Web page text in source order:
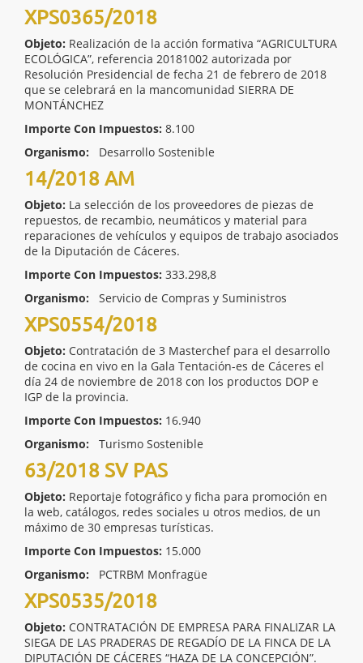
XPS0365/2018
Objeto: Realización de la acción formativa “AGRICULTURA
ECOLÓGICA”, referencia 20181002 autorizada por
Resolución Presidencial de fecha 21 de febrero de 2018
que se celebrará en la mancomunidad SIERRA DE
MONTÁNCHEZ
Importe Con Impuestos: 8.100
Organismo:
Desarrollo Sostenible
14/2018 AM
Objeto: La selección de los proveedores de piezas de
repuestos, de recambio, neumáticos y material para
reparaciones de vehículos y equipos de trabajo asociados
de la Diputación de Cáceres.
Importe Con Impuestos: 333.298,8
Organismo:
Servicio de Compras y Suministros
XPS0554/2018
Objeto: Contratación de 3 Masterchef para el desarrollo
de cocina en vivo en la Gala Tentación-es de Cáceres el
día 24 de noviembre de 2018 con los productos DOP e
IGP de la provincia.
Importe Con Impuestos: 16.940
Organismo:
Turismo Sostenible
63/2018 SV PAS
Objeto: Reportaje fotográfico y ficha para promoción en
la web, catálogos, redes sociales u otros medios, de un
máximo de 30 empresas turísticas.
Importe Con Impuestos: 15.000
Organismo:
PCTRBM Monfragüe
XPS0535/2018
Objeto: CONTRATACIÓN DE EMPRESA PARA FINALIZAR LA
SIEGA DE LAS PRADERAS DE REGADÍO DE LA FINCA DE LA
DIPUTACIÓN DE CÁCERES “HAZA DE LA CONCEPCIÓN”.